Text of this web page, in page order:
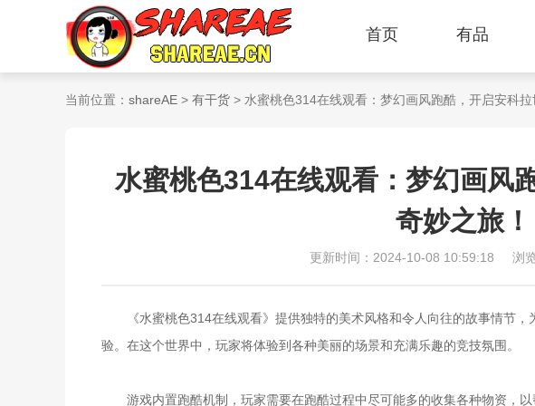
首页 有品
当前位置： shareAE > 有干货 > 水蜜桃色314在线观看：梦幻画风跑酷，开启安科拉
水蜜桃色314在线观看：梦幻画风
奇妙之旅！
更新时间：2024-10-08 10:59:18 浏
《水蜜桃色314在线观看》提供独特的美术风格和令人向往的故事情节，
验。在这个世界中，玩家将体验到各种美丽的场景和充满乐趣的竞技氛围。
游戏内置跑酷机制，玩家需要在跑酷过程中尽可能多的收集各种物资，以